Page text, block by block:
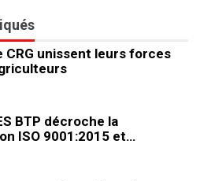
CRG unissent leurs forces
BTP décroche la
ISO 9001:2015 et…